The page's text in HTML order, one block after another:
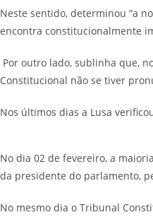
Neste sentido, determinou “a
encontra constitucionalmente
Por outro lado, sublinha que,
Constitucional não se tiver
Nos últimos dias a Lusa
No dia 02 de fevereiro, a
da presidente do parlamento,
No mesmo dia o Tribunal